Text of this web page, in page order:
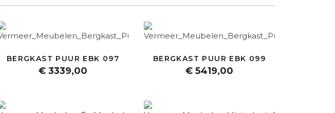
BERGKAST PUUR EBK 097
€ 3339,00
BERGKAST PUUR EBK 099
€ 5419,00